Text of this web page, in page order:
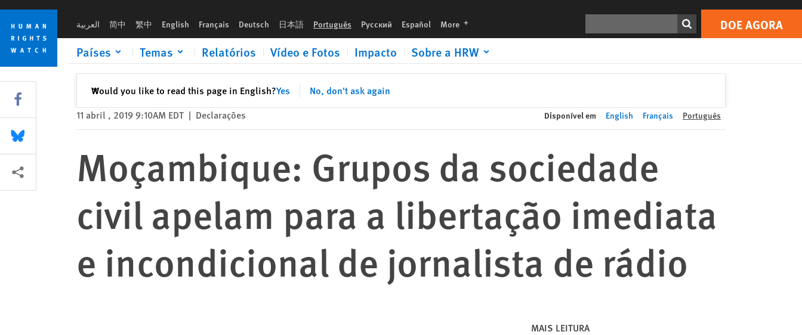
Skip
cookie
privacy
notice
Skip
main
content
العربية 简中 繁中 English Français Deutsch 日本語 Português Русский Español More languages DOE AGORA
Países Temas Relatórios Vídeo e Fotos Impacto Sobre a HRW
Would you like to read this page in English?Yes No, don't ask again
✕Fechar
Print DOE AGORA
11 abril , 2019 9:10AM EDT | Declarações Disponível em English Français Português
Moçambique: Grupos da sociedade
civil apelam para a libertação imediata
e incondicional de jornalista de rádio
MAIS LEITURA
Share this via Facebook
Share this via Bluesky
Share this via Compartilhar